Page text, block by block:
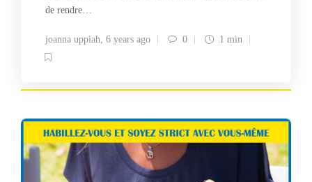
de rendre…
joanna uppiah, 6 years ago 0 1 min